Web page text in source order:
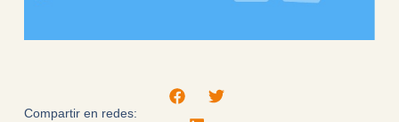
Compartir en redes: